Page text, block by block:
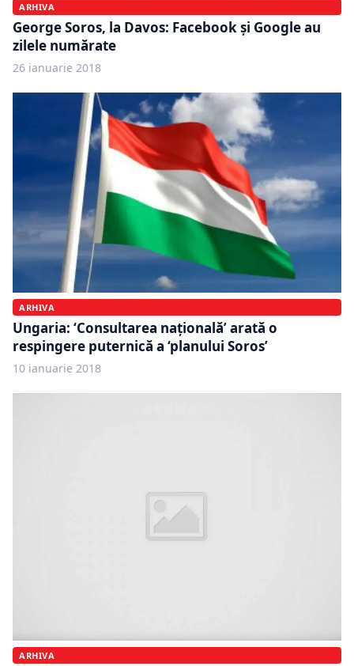
ARHIVA
George Soros, la Davos: Facebook și Google au
zilele numărate
26 ianuarie 2018
ARHIVA
Ungaria: ‘Consultarea naţională’ arată o
respingere puternică a ‘planului Soros’
10 ianuarie 2018
ARHIVA